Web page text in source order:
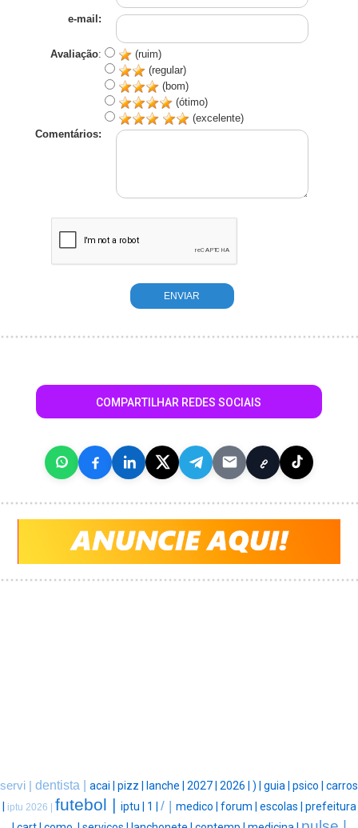
e-mail:
Avaliação:
(ruim)
(regular)
(bom)
(ótimo)
(excelente)
Comentários:
COMPARTILHAR REDES SOCIAIS
servi | dentista | acai | pizz | lanche | 2027 | 2026 | ) | guia | psico | carros
iptu 2026 | futebol | iptu | 1 | / | medico | forum | escolas | prefeitura